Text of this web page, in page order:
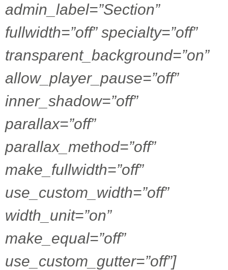
admin_label=”Section”
fullwidth=”off” specialty=”off”
transparent_background=”on”
allow_player_pause=”off”
inner_shadow=”off”
parallax=”off”
parallax_method=”off”
make_fullwidth=”off”
use_custom_width=”off”
width_unit=”on”
make_equal=”off”
use_custom_gutter=”off”]